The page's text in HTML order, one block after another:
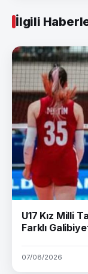
İlgili
U17 Kız Milli
Farklı
07/08/2026